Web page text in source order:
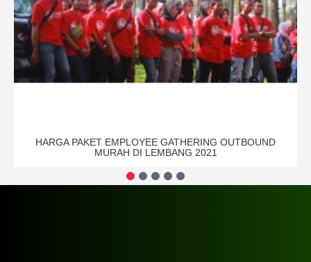
HARGA PAKET EMPLOYEE GATHERING OUTBOUND
MURAH DI LEMBANG 2021